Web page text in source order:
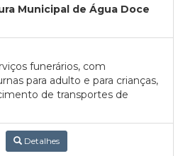
Municipal de Água Doce
funerários, com
para adulto e para crianças,
de transportes de
Detalhes